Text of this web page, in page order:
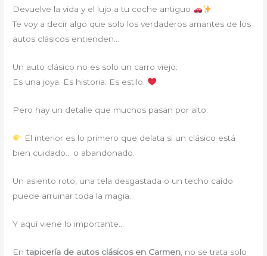
Devuelve la vida y el lujo a tu coche antiguo
Te voy a decir algo que solo los verdaderos amantes de los
autos clásicos entienden…
Un auto clásico no es solo un carro viejo.
Es una joya. Es historia. Es estilo.
Pero hay un detalle que muchos pasan por alto:
El interior es lo primero que delata si un clásico está
bien cuidado… o abandonado.
Un asiento roto, una tela desgastada o un techo caído
puede arruinar toda la magia.
Y aquí viene lo importante…
Entapicería de autos clásicos en Carmen , no se trata solo